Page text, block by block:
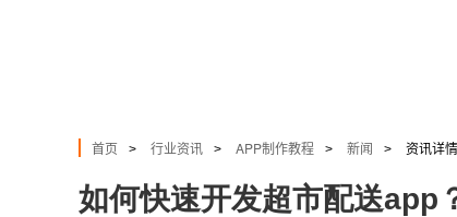
首页 > 行业资讯 > APP制作教程 > 新闻 > 资讯详情
如何快速开发超市配送app